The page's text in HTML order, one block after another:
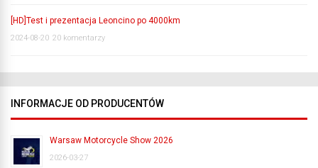
[HD]Test i prezentacja Leoncino po 4000km
2024-08-20 20 komentarzy
INFORMACJE OD PRODUCENTÓW
Warsaw Motorcycle Show 2026
2026-03-27